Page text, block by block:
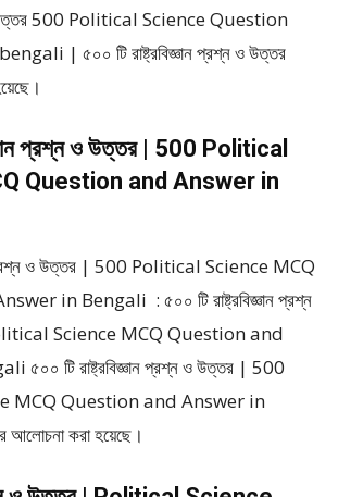
ও উত্তর 500 Political Science Question
| ৫০০ টি রাষ্ট্রবিজ্ঞান প্রশ্ন ও উত্তর
প্রশ্ন ও উত্তর | 500 Political
Question and Answer in
প্রশ্ন ও উত্তর | 500 Political Science MCQ
in Bengali : ৫০০ টি রাষ্ট্রবিজ্ঞান প্রশ্ন
Science MCQ Question and
টি রাষ্ট্রবিজ্ঞান প্রশ্ন ও উত্তর | 500
MCQ Question and Answer in
করা হয়েছে।